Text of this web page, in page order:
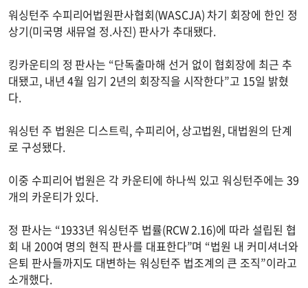
워싱턴주 수피리어법원판사협회(WASCJA) 차기 회장에 한인 정
상기(미국명 새뮤얼 정.사진) 판사가 추대됐다.
킹카운티의 정 판사는 “단독출마해 선거 없이 협회장에 최근 추
대됐고, 내년 4월 임기 2년의 회장직을 시작한다”고 15일 밝혔
다.
워싱턴 주 법원은 디스트릭, 수피리어, 상고법원, 대법원의 단계
로 구성됐다.
이중 수피리어 법원은 각 카운티에 하나씩 있고 워싱턴주에는 39
개의 카운티가 있다.
정 판사는 “1933년 워싱턴주 법률(RCW 2.16)에 따라 설립된 협
회 내 200여 명의 현직 판사를 대표한다”며 “법원 내 커미셔너와
은퇴 판사들까지도 대변하는 워싱턴주 법조계의 큰 조직”이라고
소개했다.